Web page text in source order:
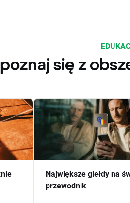
się z
Największe giełdy na
przewodnik